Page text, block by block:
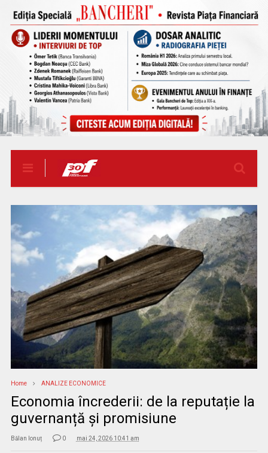
Home ANALIZE ECONOMICE
Economia încrederii: de la reputație la
guvernanță și promisiune
Bălan Ionuț 0 mai 24, 2026 10:41 am